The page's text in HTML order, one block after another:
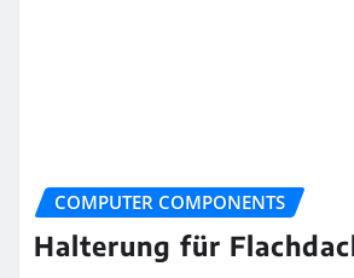
COMPUTER COMPONENTS
Halterung für